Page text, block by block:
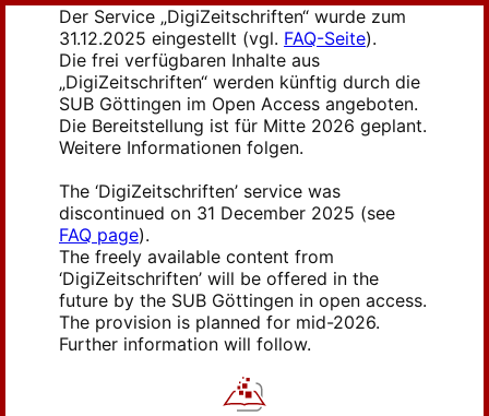
Der Service „DigiZeitschriften“ wurde zum
31.12.2025 eingestellt (vgl. FAQ-Seite).
Die frei verfügbaren Inhalte aus
„DigiZeitschriften“ werden künftig durch die
SUB Göttingen im Open Access angeboten.
Die Bereitstellung ist für Mitte 2026 geplant.
Weitere Informationen folgen.
The ‘DigiZeitschriften’ service was
discontinued on 31 December 2025 (see
FAQ page).
The freely available content from
‘DigiZeitschriften’ will be offered in the
future by the SUB Göttingen in open access.
The provision is planned for mid-2026.
Further information will follow.